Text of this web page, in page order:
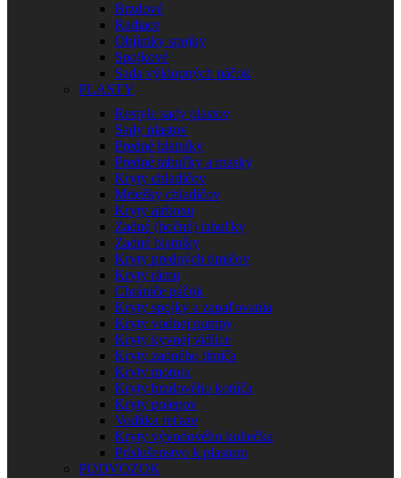
Brzdové
Radiace
Objímky spojky
Spojkové
Sada výklopných páčok
PLASTY
Restyle sady plastov
Sady plastov
Predné blatníky
Predné tabuľky a masky
Kryty chladičov
Mriežky chladičov
Kryty airboxu
Zadné (bočné) tabuľky
Zadné blatníky
Kryty predných tlmičov
Kryty rámu
Chrániče páčok
Kryty spojky a zapaľovania
Kryty vodnej pumpy
Kryty kyvnej vidlice
Kryty zadného tlmiča
Kryty motora
Kryty brzdového kotúča
Kryty polepov
Vodítka reťaze
Kryty vývodového koliečka
Príslušenstvo k plastom
PODVOZOK